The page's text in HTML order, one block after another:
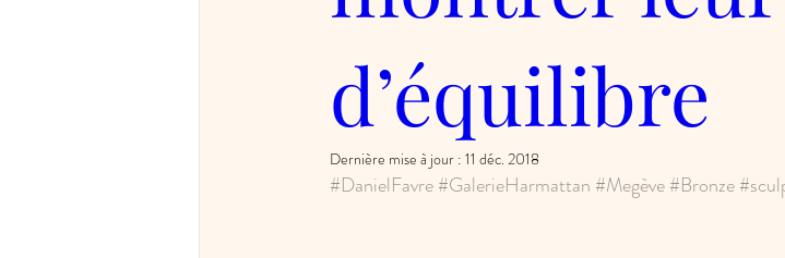
d’équilibre
Dernière mise à jour : 11 déc. 2018
#DanielFavre#GalerieHarmattan #Megève#Bronze